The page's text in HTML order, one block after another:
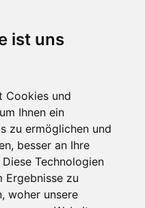
ist uns
Cookies und
Ihnen ein
zu ermöglichen und
besser an Ihre
Technologien
Ergebnisse zu
woher unsere